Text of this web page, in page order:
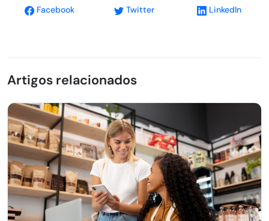
Facebook Twitter LinkedIn
Artigos relacionados